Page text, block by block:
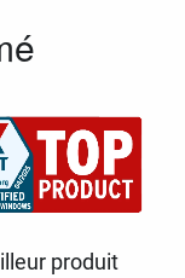
produit